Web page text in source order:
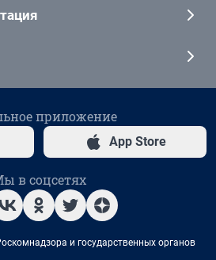
приложение
App Store
в соцсетях
и государственных органов